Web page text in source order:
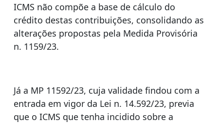
ICMS não compõe a base de cálculo do
crédito destas contribuições, consolidando as
alterações propostas pela Medida Provisória
n. 1159/23.
Já a MP 11592/23, cuja validade findou com a
entrada em vigor da Lei n. 14.592/23, previa
que o ICMS que tenha incidido sobre a